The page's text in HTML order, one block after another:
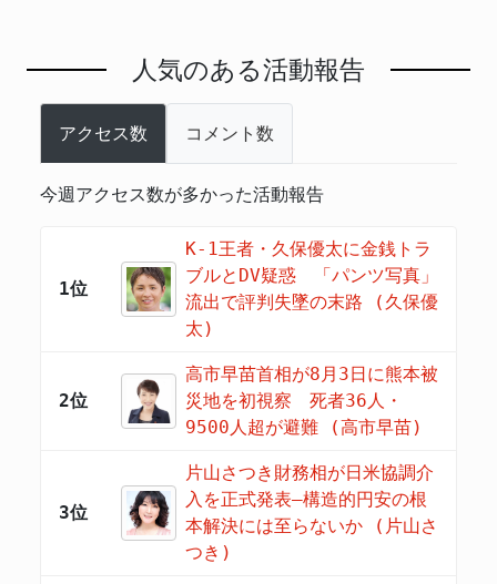
人気のある活動報告
アクセス数 コメント数
今週アクセス数が多かった活動報告
1位
K-1王者・久保優太に金銭トラ
ブルとDV疑惑 「パンツ写真」
流出で評判失墜の末路 (久保優
太)
2位
高市早苗首相が8月3日に熊本被
災地を初視察 死者36人・
9500人超が避難 (高市早苗)
3位
片山さつき財務相が日米協調介
入を正式発表―構造的円安の根
本解決には至らないか (片山さ
つき)